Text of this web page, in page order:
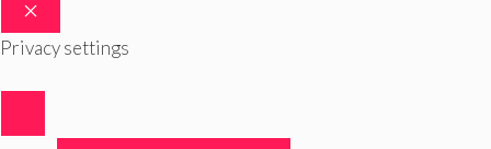
FERMER
Privacy settings